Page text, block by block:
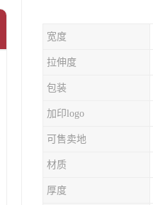
宽度
拉伸度
包装
加印logo
可售卖地
材质
厚度